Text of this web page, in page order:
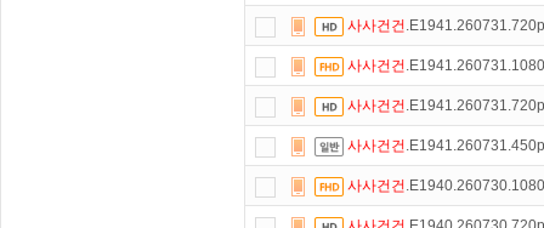
사사건건
사사건건
사사건건
사사건건
사사건건